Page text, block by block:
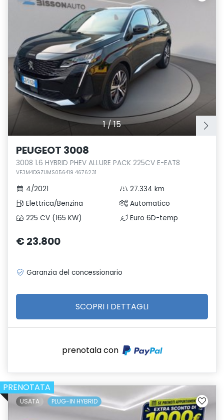
1/15
PEUGEOT 3008
3008 1.6 HYBRID PHEV ALLURE PACK 225CV E-EAT8
VF3M4DGZUMS056419 4676231
4/2021
27.334 km
Elettrica/Benzina
Automatico
225 CV (165 KW)
Euro 6D-temp
€ 23.800
Garanzia del concessionario
SCOPRI I DETTAGLI
prenotala con
PRENOTATA
USATA PLUG-IN HYBRID